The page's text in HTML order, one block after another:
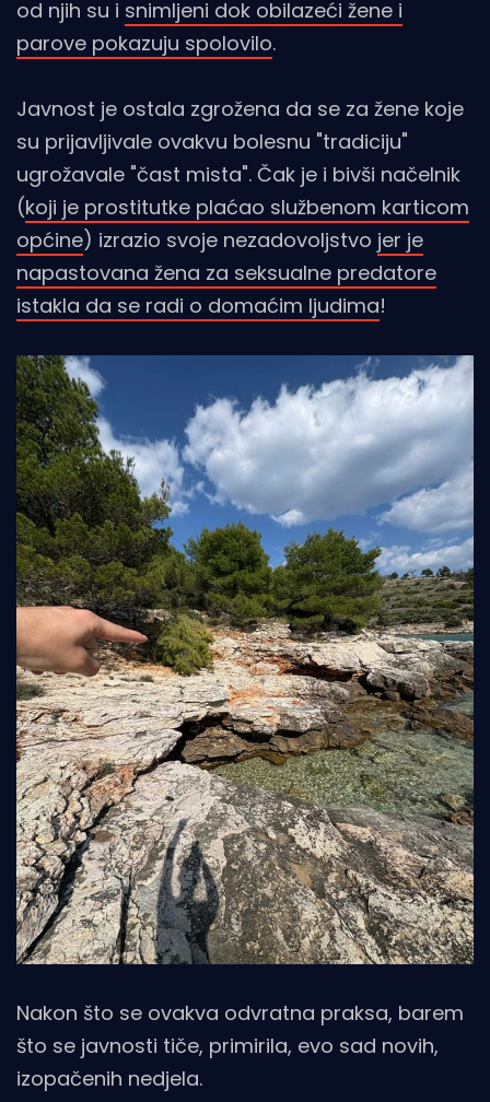
od njih su i snimljeni dok obilazeći žene i
parove pokazuju spolovilo.
Javnost je ostala zgrožena da se za žene koje
su prijavljivale ovakvu bolesnu "tradiciju"
ugrožavale "čast mista". Čak je i bivši načelnik
(koji je prostitutke plaćao službenom karticom
općine) izrazio svoje nezadovoljstvo jer je
napastovana žena za seksualne predatore
istakla da se radi o domaćim ljudima!
Nakon što se ovakva odvratna praksa, barem
što se javnosti tiče, primirila, evo sad novih,
izopačenih nedjela.